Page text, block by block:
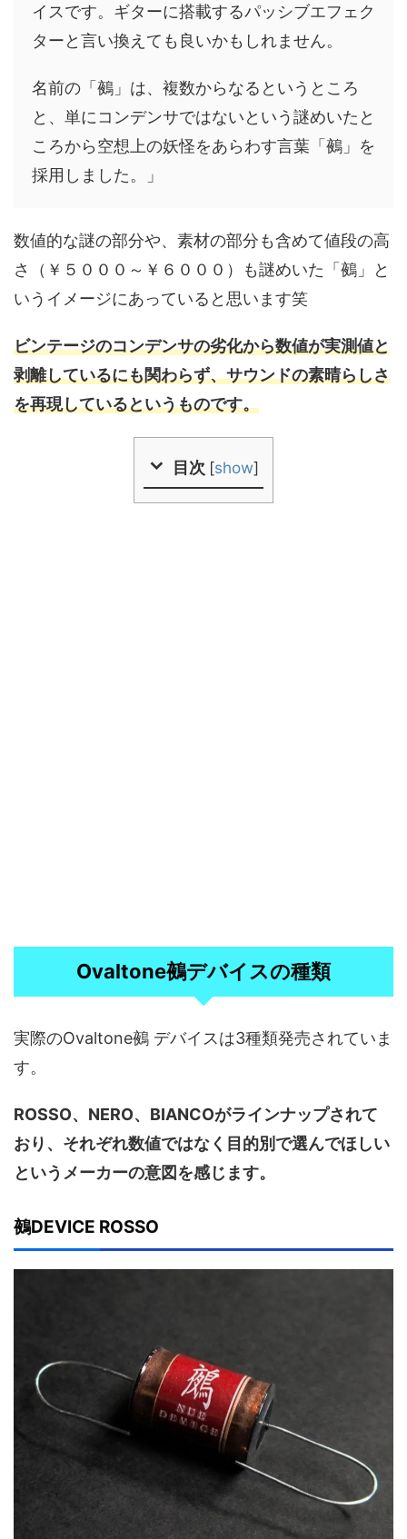
イスです。ギターに搭載するパッシブエフェク
ターと言い換えても良いかもしれません。
名前の「鵺」は、複数からなるというところ
と、単にコンデンサではないという謎めいたと
ころから空想上の妖怪をあらわす言葉「鵺」を
採用しました。」
数値的な謎の部分や、素材の部分も含めて値段の高
さ（￥５０００～￥６０００）も謎めいた「鵺」と
いうイメージにあっていると思います笑
ビンテージのコンデンサの劣化から数値が実測値と
剥離しているにも関わらず、サウンドの素晴らしさ
を再現しているというものです。
目次 [show]
Ovaltone鵺デバイスの種類
実際のOvaltone鵺 デバイスは3種類発売されていま
す。
ROSSO、NERO、BIANCOがラインナップされて
おり、それぞれ数値ではなく目的別で選んでほしい
というメーカーの意図を感じます。
鵺DEVICE ROSSO